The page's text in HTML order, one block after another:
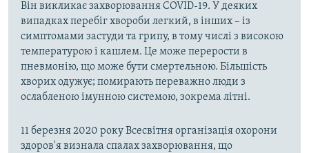
Він викликає захворювання COVID-19. У деяких
випадках перебіг хвороби легкий, в інших – із
симптомами застуди та грипу, в тому числі з високою
температурою і кашлем. Це може перерости в
пневмонію, що може бути смертельною. Більшість
хворих одужує; помирають переважно люди з
ослабленою імунною системою, зокрема літні.
11 березня 2020 року Всесвітня організація охорони
здоров'я визнала спалах захворювання, що